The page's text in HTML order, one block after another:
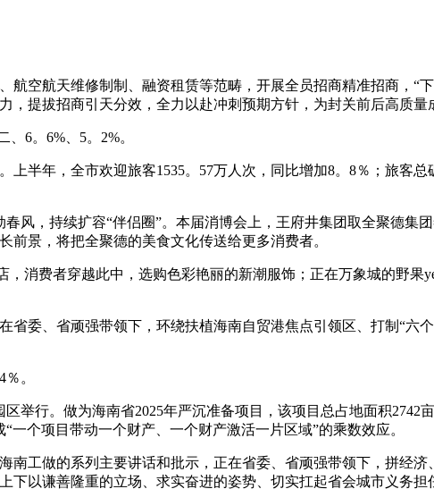
航天维修制制、融资租赁等范畴，开展全员招商精准招商，“
提拔招商引天分效，全力以赴冲刺预期方针，为封关前后高质量
6。6%、5。2%。
年，全市欢迎旅客1535。57万人次，同比增加8。8％；旅客总
，持续扩容“伴侣圈”。本届消博会上，王府井集团取全聚德集
景，将把全聚德的美食文化传送给更多消费者。
消费者穿越此中，选购色彩艳丽的新潮服饰；正在万象城的野果
、省顽强带领下，环绕扶植海南自贸港焦点引领区、打制“六
。
行。做为海南省2025年严沉准备项目，该项目总占地面积2742亩
个项目带动一个财产、一个财产激活一片区域”的乘数效应。
工做的系列主要讲话和批示，正在省委、省顽强带领下，拼经济
以谦善隆重的立场、求实奋进的姿势、切实扛起省会城市义务